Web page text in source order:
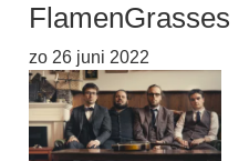
FlamenGrasses
zo 26 juni 2022